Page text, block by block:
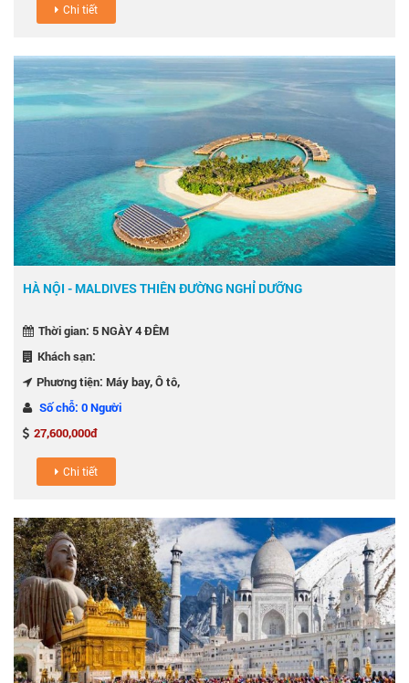
Chi tiết
HÀ NỘI - MALDIVES THIÊN ĐƯỜNG NGHỈ DƯỠNG
Thời gian: 5 NGÀY 4 ĐÊM
Khách sạn:
Phương tiện: Máy bay, Ô tô,
Số chỗ: 0 Người
27,600,000đ
Chi tiết